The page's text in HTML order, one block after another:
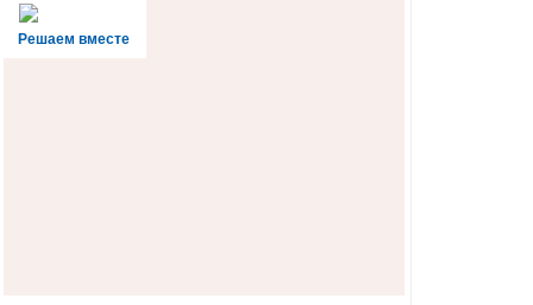
Решаем вместе